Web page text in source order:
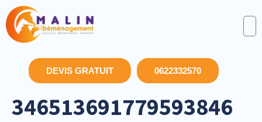
DEVIS GRATUIT 0622332570
346513691779593846